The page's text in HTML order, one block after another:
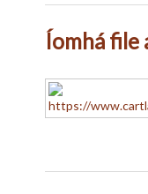
Íomhá file